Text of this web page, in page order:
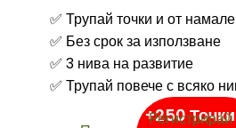
✅ Трупай точки и от
✅ Без срок за използване
✅ 3 нива на развитие
✅ Трупай повече с всяко
+250
Регистрирай